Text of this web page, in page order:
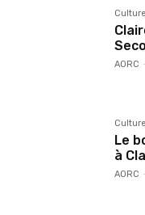
Culture
AORC -
Culture
Le
à
AORC -